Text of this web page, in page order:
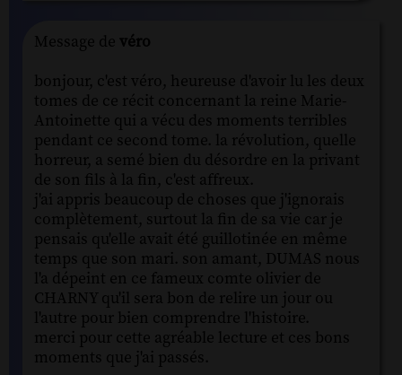
Message de véro
bonjour, c'est véro, heureuse d'avoir lu les deux
tomes de ce récit concernant la reine Marie-
Antoinette qui a vécu des moments terribles
pendant ce second tome. la révolution, quelle
horreur, a semé bien du désordre en la privant
de son fils à la fin, c'est affreux.
j'ai appris beaucoup de choses que j'ignorais
complètement, surtout la fin de sa vie car je
pensais qu'elle avait été guillotinée en même
temps que son mari. son amant, DUMAS nous
l'a dépeint en ce fameux comte olivier de
CHARNY qu'il sera bon de relire un jour ou
l'autre pour bien comprendre l'histoire.
merci pour cette agréable lecture et ces bons
moments que j'ai passés.